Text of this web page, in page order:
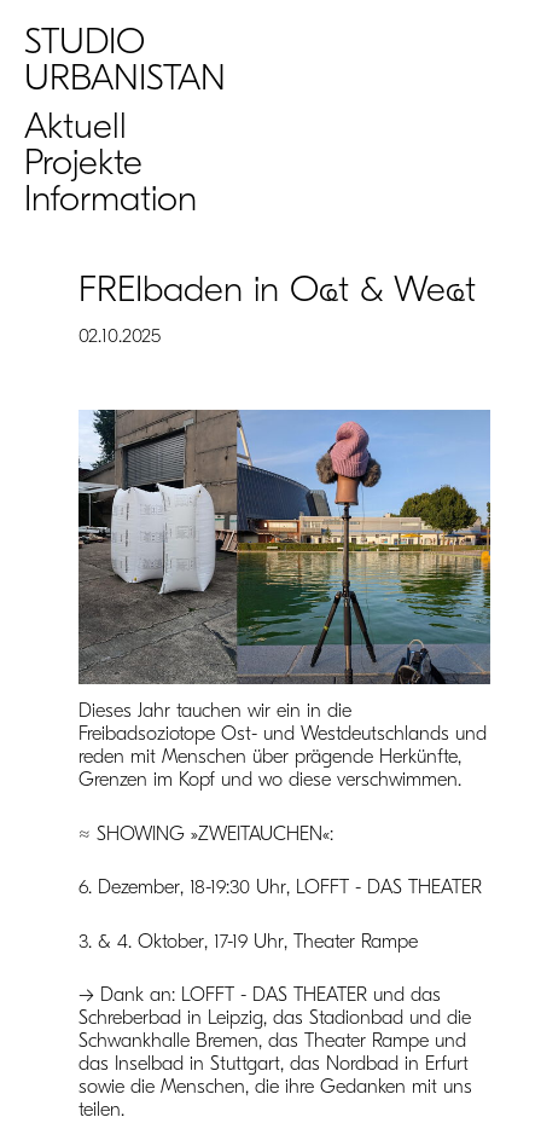
STUDIO
URBANISTAN
Aktuell
Projekte
Information
FREIbaden in Oҩt & Weҩt
02.10.2025
Dieses Jahr tauchen wir ein in die
Freibadsoziotope Ost- und Westdeutschlands und
reden mit Menschen über prägende Herkünfte,
Grenzen im Kopf und wo diese verschwimmen.
≈ SHOWING »ZWEITAUCHEN«:
6. Dezember, 18-19:30 Uhr, LOFFT - DAS THEATER
3. & 4. Oktober, 17-19 Uhr, Theater Rampe
→ Dank an: LOFFT - DAS THEATER und das
Schreberbad in Leipzig, das Stadionbad und die
Schwankhalle Bremen, das Theater Rampe und
das Inselbad in Stuttgart, das Nordbad in Erfurt
sowie die Menschen, die ihre Gedanken mit uns
teilen.